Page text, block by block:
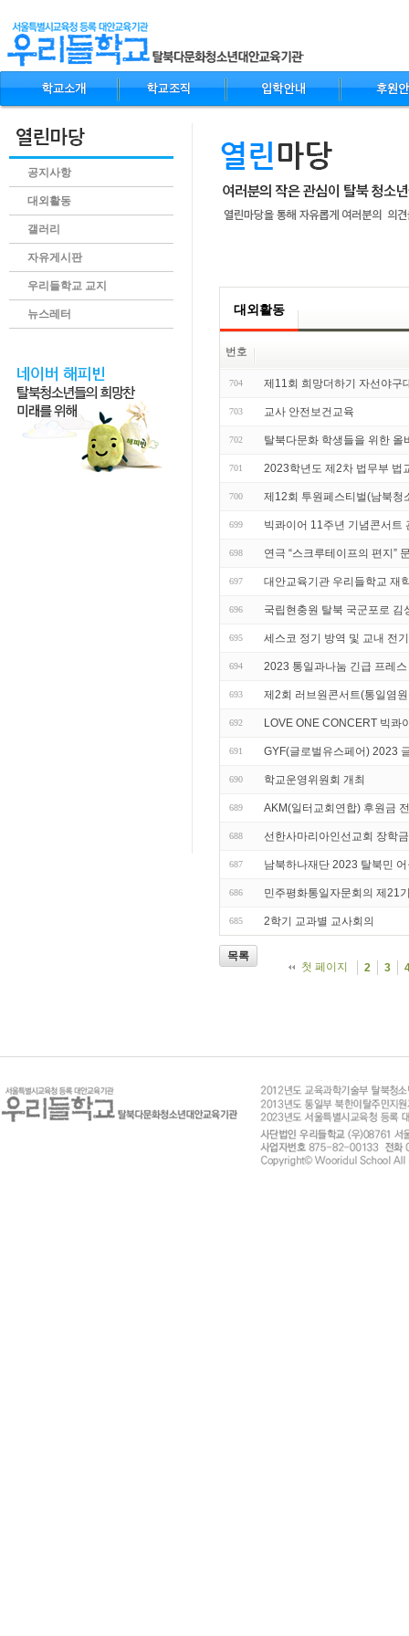
공지사항
대외활동
갤러리
자유게시판
우리들학교 교지
뉴스레터 대외활동
번호
704 제11회 희망더하기 자선야구
703 교사 안전보건교육
702 탈북다문화 학생들을 위한 올
701 2023학년도 제2차 법무부 법
700 제12회 투원페스티벌(남북청
699 빅콰이어 11주년 기념콘서트
698 연극 “스크루테이프의 편지”
697 대안교육기관 우리들학교 재
696 국립현충원 탈북 국군포로 김
695 세스코 정기 방역 및 교내 전
694 2023 통일과나눔 긴급 프레
693 제2회 러브원콘서트(통일염
692 LOVE ONE CONCERT 빅콰
691 GYF(글로벌유스페어) 2023
690 학교운영위원회 개최
689 AKM(일터교회연합) 후원금
688 선한사마리아인선교회 장학
687 남북하나재단 2023 탈북민
686 민주평화통일자문회의 제21
685 2학기 교과별 교사회의
목록
첫 페이지
2 3